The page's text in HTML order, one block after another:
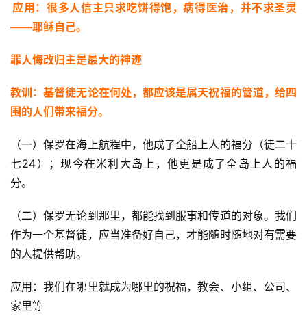
应用：很多人信主只求吃饼得饱，病得医治，并不求圣灵
——耶稣自己。
罪人悔改归主是最大的神迹
教训：基督徒无论在何处，都应该是属天祝福的管道，给四
围的人们带来福分。
（一）保罗在海上航程中，他成了全船上人的福分（徒二十
七24）；现今在米利大岛上，他更是成了全岛上人的福
分。
（二）保罗无论到那里，都能找到服事和传道的对象。我们
作为一个基督徒，应当准备好自己，才能随时随地对有需要
的人提供帮助。
应用：我们在哪里就成为哪里的祝福，教会、小组、公司、
家里等